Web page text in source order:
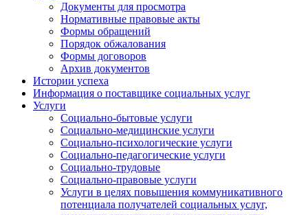
Документы для просмотра
Нормативные правовые акты
Формы обращений
Порядок обжалования
Формы договоров
Архив документов
Истории успеха
Информация о поставщике социальных услуг
Услуги
Социально-бытовые услуги
Социально-медицинские услуги
Социально-психологические услуги
Социально-педагогические услуги
Социально-трудовые
Социально-правовые услуги
Услуги в целях повышения коммуникативного
потенциала получателей социальных услуг,